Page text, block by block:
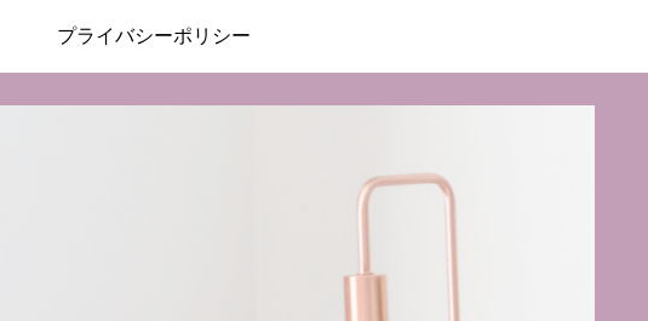
プライバシーポリシー